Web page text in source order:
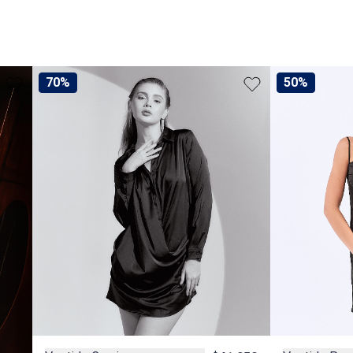
70% 50%